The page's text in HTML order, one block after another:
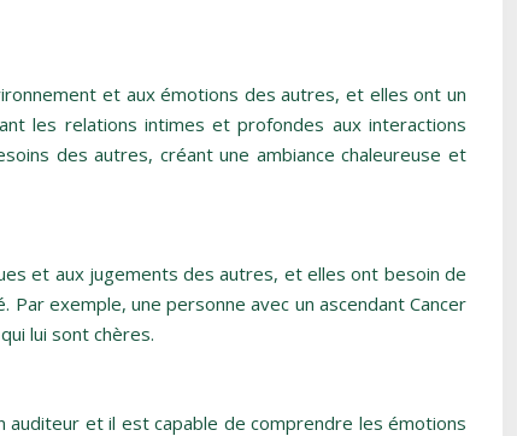
et aux émotions des autres, et elles ont un
les relations intimes et profondes aux interactions
des autres, créant une ambiance chaleureuse et
et aux jugements des autres, et elles ont besoin de
exemple, une personne avec un ascendant Cancer
lui sont chères.
auditeur et il est capable de comprendre les émotions